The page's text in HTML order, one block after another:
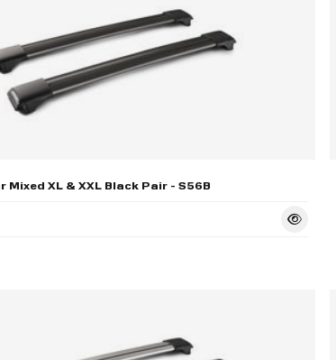
Mixed XL & XXL Black Pair - S56B